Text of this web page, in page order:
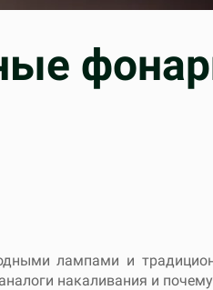
лампами и
накаливания и